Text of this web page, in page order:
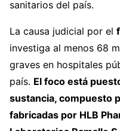
sanitarios del país.
La causa judicial por el
investiga al menos 68
graves en hospitales
país. El foco está
sustancia, compuesto
fabricadas por HLB